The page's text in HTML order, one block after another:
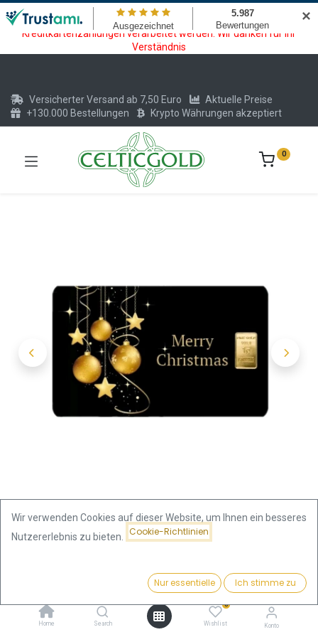
Wartungsarbeiten am Kreditkarten und Krypto Bezahlmodul. In der
Zeit vom 20.07. - 09.08.2026 können keine Krypto oder
Kreditkartenzahlungen verarbeitet werden. Wir danken für Ihr
Verständnis
Preis:
153,40€ Kaufen
Home Search
0
Wishlist Konto
Versicherter Versand ab 7,50 Euro
Aktuelle Preise
+130.000 Bestellungen
Krypto Währungen akzeptiert
0
1 Gramm Goldbarren | Heimerle + Meule - Merry Christmas
1 Gramm Goldbarren | Heimerle +
Wir verwenden Cookies auf dieser Website, um Ihnen ein besseres
Nutzererlebnis zu bieten.
Cookie-Richtlinien
Nur essentielle Ich stimme zu
✕